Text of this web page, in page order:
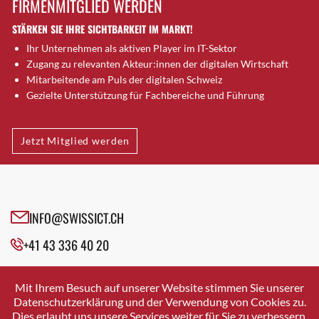
Brugg AG
Brütten
Bubendorf
Bubikon
Buchs (SG)
Bäretswil
Bülach
Cazis
Crissier
Davos Platz
Dierikon
Dietikon
FIRMENMITGLIED WERDEN
STÄRKEN SIE IHRE SICHTBARKEIT IM MARKT!
Ihr Unternehmen als aktiven Player im IT-Sektor
Zugang zu relevanten Akteur:innen der digitalen Wirtschaft
Mitarbeitende am Puls der digitalen Schweiz
Gezielte Unterstützung für Fachbereiche und Führung
Jetzt Mitglied werden
INFO@SWISSICT.CH
+41 43 336 40 20
SWISSICT
VULKANSTRASSE 120
8048 ZURICH
Mit Ihrem Besuch auf unserer Website stimmen Sie unserer
Datenschutzerklärung und der Verwendung von Cookies zu.
Dies erlaubt uns unsere Services weiter für Sie zu verbessern.